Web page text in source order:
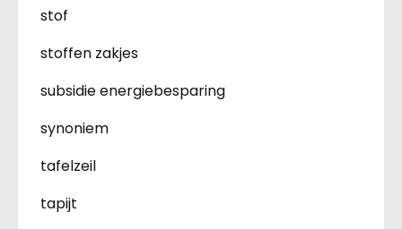
stof
stoffen zakjes
subsidie energiebesparing
synoniem
tafelzeil
tapijt